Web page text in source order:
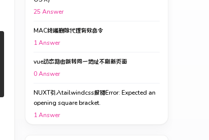
25 Answer
MAC终端删除代理有效命令
1Answer
vue动态路由跳转同一地址不刷新页面
0Answer
NUXT引入tailwindcss报错Error: Expected an
opening square bracket.
1Answer